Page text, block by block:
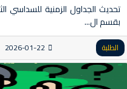
بقسم ال...
الطلبة 2026-01-22